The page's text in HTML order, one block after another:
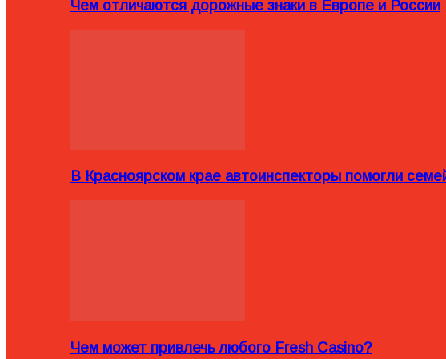
Чем отличаются дорожные знаки в Европе и России
В Красноярском крае автоинспекторы помогли
Чем может привлечь любого Fresh Casino?